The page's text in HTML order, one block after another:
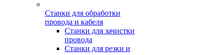
Станки для обработки
провода и кабеля
Станки для зачистки
провода
Станки для резки и